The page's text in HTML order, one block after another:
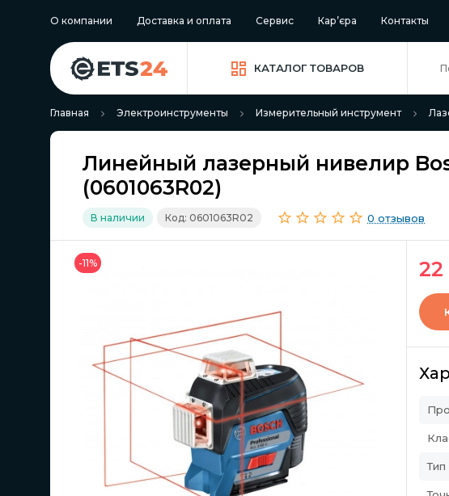
О компании Доставка и оплата Сервис Кар’єра Контакты
КАТАЛОГ ТОВАРОВ
Главная Электроинструменты Измерительный инструмент
Линейный лазерный нивелир
(0601063R02)
В наличии Код: 0601063R02 0 отзывов
-11% 22
Тип